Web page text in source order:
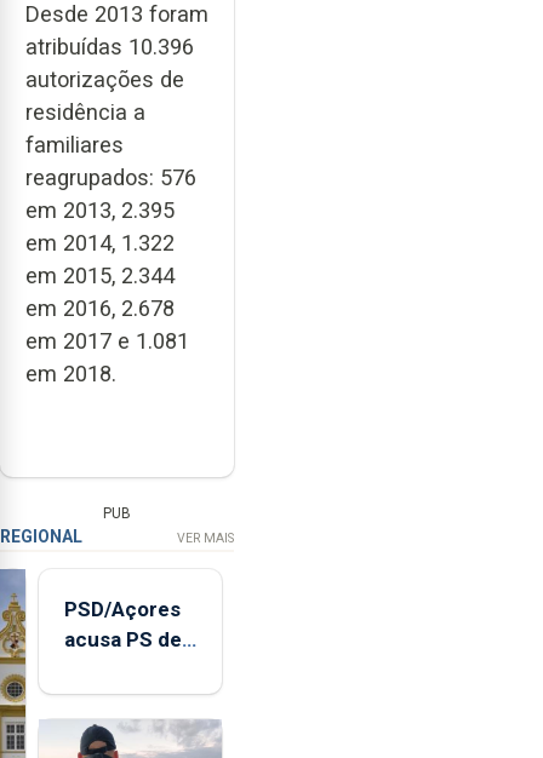
Desde 2013 foram
atribuídas 10.396
autorizações de
residência a
familiares
reagrupados: 576
em 2013, 2.395
em 2014, 1.322
em 2015, 2.344
em 2016, 2.678
em 2017 e 1.081
em 2018.
PUB
REGIONAL VER MAIS
PSD/Açores
acusa PS de
contraditória"
sobre